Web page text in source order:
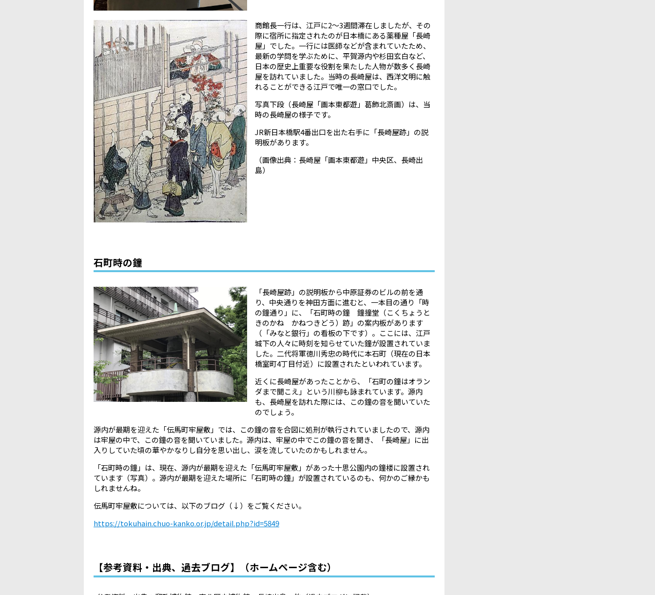
商館長一行は、江戸に2～3週間滞在しましたが、その
際に宿所に指定されたのが日本橋にある薬種屋「長崎
屋」でした。一行には医師などが含まれていたため、
最新の学問を学ぶために、平賀源内や杉田玄白など、
日本の歴史上重要な役割を果たした人物が数多く長崎
屋を訪れていました。当時の長崎屋は、西洋文明に触
れることができる江戸で唯一の窓口でした。
写真下段（長崎屋「画本東都遊」葛飾北斎画）は、当
時の長崎屋の様子です。
JR新日本橋駅4番出口を出た右手に「長崎屋跡」の説
明板があります。
（画像出典：長崎屋「画本東都遊」中央区、長崎出
島）
石町時の鐘
「長崎屋跡」の説明板から中原証券のビルの前を通
り、中央通りを神田方面に進むと、一本目の通り「時
の鐘通り」に、「石町時の鐘 鐘撞堂（こくちょうと
きのかね かねつきどう）跡」の案内板があります
（「みなと銀行」の看板の下です）。ここには、江戸
城下の人々に時刻を知らせていた鐘が設置されていま
した。二代将軍徳川秀忠の時代に本石町（現在の日本
橋室町4丁目付近）に設置されたといわれています。
近くに長崎屋があったことから、「石町の鐘はオラン
ダまで聞こえ」という川柳も詠まれています。源内
も、長崎屋を訪れた際には、この鐘の音を聞いていた
のでしょう。
源内が最期を迎えた「伝馬町牢屋敷」では、この鐘の音を合図に処刑が執行されていましたので、源内
は牢屋の中で、この鐘の音を聞いていました。源内は、牢屋の中でこの鐘の音を聞き、「長崎屋」に出
入りしていた頃の華やかなりし自分を思い出し、涙を流していたのかもしれません。
「石町時の鐘」は、現在、源内が最期を迎えた「伝馬町牢屋敷」があった十思公園内の鐘楼に設置され
ています（写真）。源内が最期を迎えた場所に「石町時の鐘」が設置されているのも、何かのご縁かも
しれませんね。
伝馬町牢屋敷については、以下のブログ（↓）をご覧ください。
https://tokuhain.chuo-kanko.or.jp/detail.php?id=5849
【参考資料・出典、過去ブログ】（ホームページ含む）